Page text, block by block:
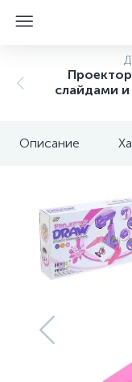
слайдами
Описание